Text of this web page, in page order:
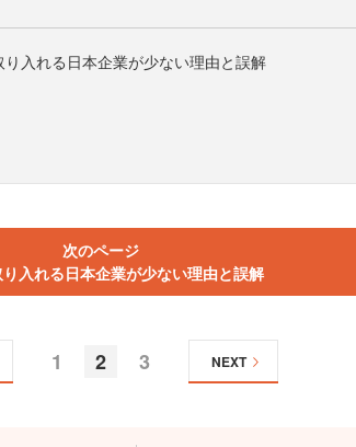
り入れる日本企業が少ない理由と誤解
次のページ
入れる日本企業が少ない理由と誤解
1 2 3 NEXT